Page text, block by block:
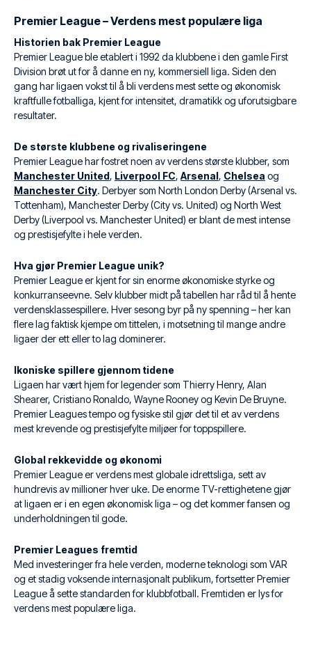
Premier League – Verdens mest populære liga
Historien bak Premier League
Premier League ble etablert i 1992 da klubbene i den gamle First
Division brøt ut for å danne en ny, kommersiell liga. Siden den
gang har ligaen vokst til å bli verdens mest sette og økonomisk
kraftfulle fotballiga, kjent for intensitet, dramatikk og uforutsigbare
resultater.
De største klubbene og rivaliseringene
Premier League har fostret noen av verdens største klubber, som
Manchester United, Liverpool FC, Arsenal, Chelsea og
Manchester City. Derbyer som North London Derby (Arsenal vs.
Tottenham), Manchester Derby (City vs. United) og North West
Derby (Liverpool vs. Manchester United) er blant de mest intense
og prestisjefylte i hele verden.
Hva gjør Premier League unik?
Premier League er kjent for sin enorme økonomiske styrke og
konkurranseevne. Selv klubber midt på tabellen har råd til å hente
verdensklassespillere. Hver sesong byr på ny spenning – her kan
flere lag faktisk kjempe om tittelen, i motsetning til mange andre
ligaer der ett eller to lag dominerer.
Ikoniske spillere gjennom tidene
Ligaen har vært hjem for legender som Thierry Henry, Alan
Shearer, Cristiano Ronaldo, Wayne Rooney og Kevin De Bruyne.
Premier Leagues tempo og fysiske stil gjør det til et av verdens
mest krevende og prestisjefylte miljøer for toppspillere.
Global rekkevidde og økonomi
Premier League er verdens mest globale idrettsliga, sett av
hundrevis av millioner hver uke. De enorme TV-rettighetene gjør
at ligaen er i en egen økonomisk liga – og det kommer fansen og
underholdningen til gode.
Premier Leagues fremtid
Med investeringer fra hele verden, moderne teknologi som VAR
og et stadig voksende internasjonalt publikum, fortsetter Premier
League å sette standarden for klubbfotball. Fremtiden er lys for
verdens mest populære liga.